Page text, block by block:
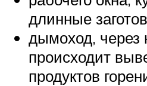
длинные
дымоход, через
происходит
продуктов